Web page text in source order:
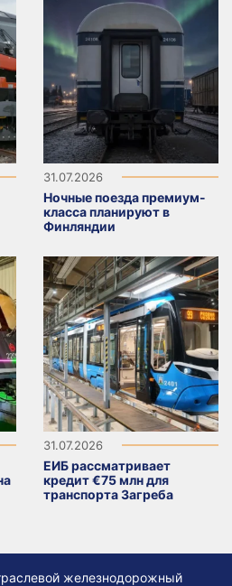
31.07.2026
Ночные поезда премиум-
класса планируют в
Финляндии
31.07.2026
ЕИБ рассматривает
кредит €75 млн для
транспорта Загреба
железнодорожный